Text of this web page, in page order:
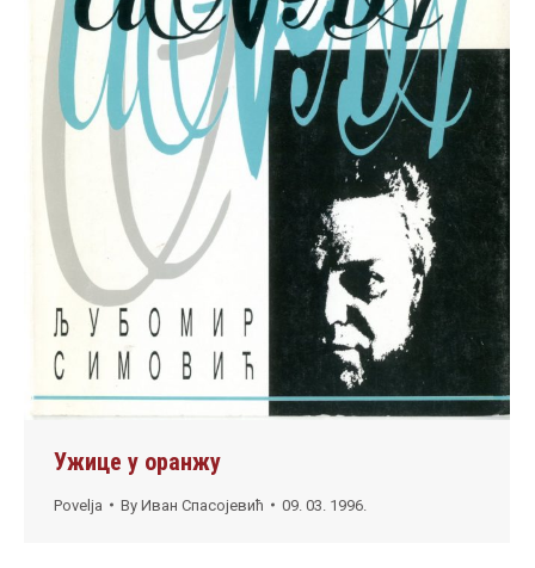
Ужице у оранжу
Povelja By Иван Спасојевић 09. 03. 1996.